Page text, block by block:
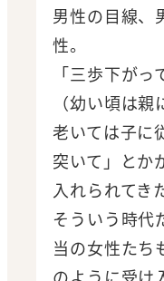
男性の目線、
性。
「三歩下が
（幼い頃は親
老いては子に
突いて」とか
入れられてき
そういう時代
当の女性たち